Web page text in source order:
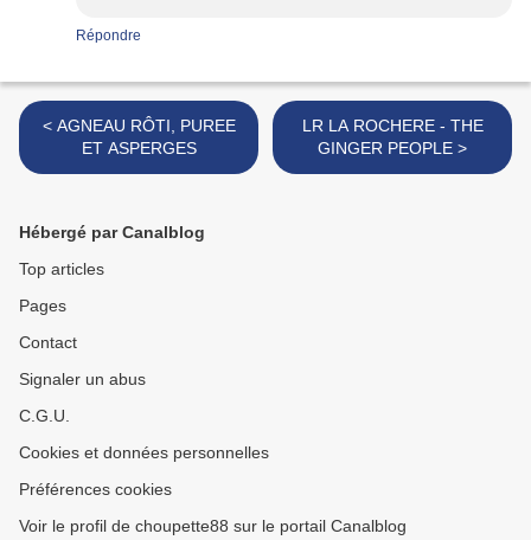
Répondre
< AGNEAU RÔTI, PUREE
ET ASPERGES
LR LA ROCHERE - THE
GINGER PEOPLE >
Hébergé par Canalblog
Top articles
Pages
Contact
Signaler un abus
C.G.U.
Cookies et données personnelles
Préférences cookies
Voir le profil de choupette88 sur le portail Canalblog